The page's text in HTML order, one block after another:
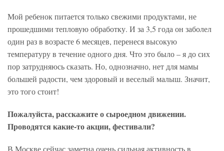
Мой ребенок питается только свежими продуктами, не
прошедшими тепловую обработку. И за 3,5 года он заболел
один раз в возрасте 6 месяцев, перенеся высокую
температуру в течение одного дня. Что это было – я до сих
пор затрудняюсь сказать. Но, однозначно, нет для мамы
большей радости, чем здоровый и веселый малыш. Значит,
это того стоит!
Пожалуйста, расскажите о сыроедном движении.
Проводятся какие-то акции, фестивали?
В Москве сейчас заметна очень сильная активность в